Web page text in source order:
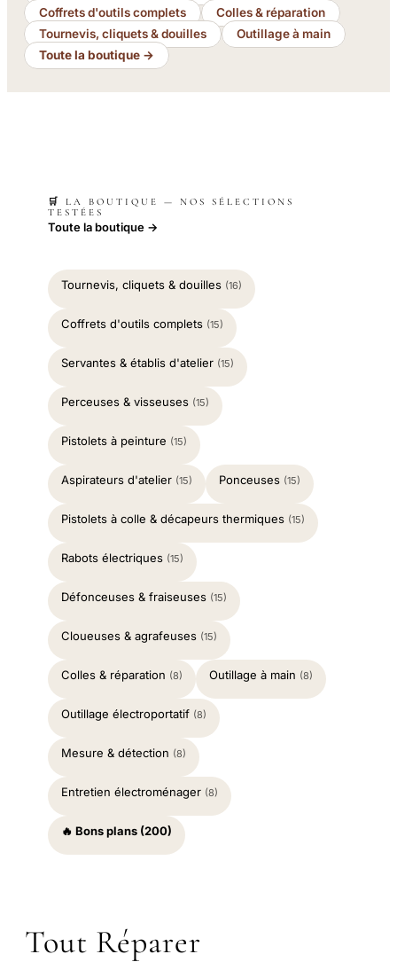
Coffrets d'outils complets
Colles & réparation
Tournevis, cliquets & douilles
Outillage à main
Toute la boutique →
🛒 LA BOUTIQUE — NOS SÉLECTIONS
TESTÉES
Toute la boutique →
Tournevis, cliquets & douilles (16)
Coffrets d'outils complets (15)
Servantes & établis d'atelier (15)
Perceuses & visseuses (15)
Pistolets à peinture (15)
Aspirateurs d'atelier (15) Ponceuses (15)
Pistolets à colle & décapeurs thermiques (15)
Rabots électriques (15)
Défonceuses & fraiseuses (15)
Cloueuses & agrafeuses (15)
Colles & réparation (8) Outillage à main (8)
Outillage électroportatif (8)
Mesure & détection (8)
Entretien électroménager (8)
🔥 Bons plans (200)
Tout Réparer